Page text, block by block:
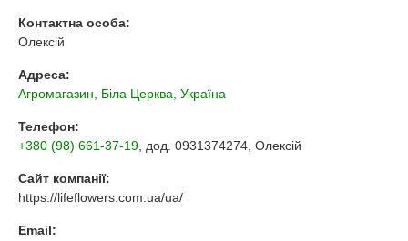
Контактна особа:
Олексій
Адреса:
Агромагазин, Біла Церква, Україна
Телефон:
+380 (98) 661-37-19 , дод. 0931374274 , Олексій
Сайт компанії:
https://lifeflowers.com.ua/ua/
Email: